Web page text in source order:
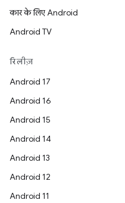
कार के लिए Android
Android TV
रिलीज़
Android 17
Android 16
Android 15
Android 14
Android 13
Android 12
Android 11